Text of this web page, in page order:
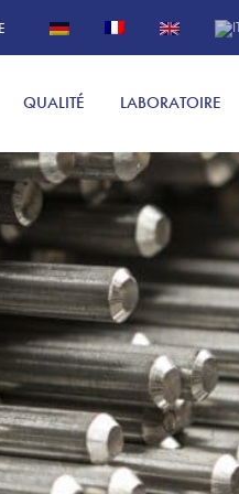
QUALITÉ LABORATOIRE